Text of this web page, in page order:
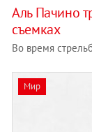
Аль Пачино
съемках
Во время
Мир